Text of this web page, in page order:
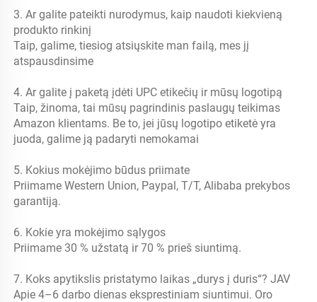
3. Ar galite pateikti nurodymus, kaip naudoti kiekvieną
produkto rinkinį
Taip, galime, tiesiog atsiųskite man failą, mes jį
atspausdinsime
4. Ar galite į paketą įdėti UPC etikečių ir mūsų logotipą
Taip, žinoma, tai mūsų pagrindinis paslaugų teikimas
Amazon klientams. Be to, jei jūsų logotipo etiketė yra
juoda, galime ją padaryti nemokamai
5. Kokius mokėjimo būdus priimate
Priimame Western Union, Paypal, T/T, Alibaba prekybos
garantiją.
6. Kokie yra mokėjimo sąlygos
Priimame 30 % užstatą ir 70 % prieš siuntimą.
7. Koks apytikslis pristatymo laikas „durys į duris“? JAV
Apie 4–6 darbo dienas eksprestiniam siuntimui. Oro